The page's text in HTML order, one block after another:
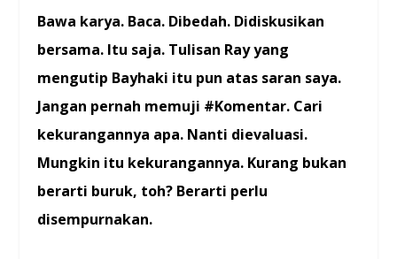
Bawa karya. Baca. Dibedah. Didiskusikan
bersama. Itu saja. Tulisan Ray yang
mengutip Bayhaki itu pun atas saran saya.
Jangan pernah memuji #Komentar. Cari
kekurangannya apa. Nanti dievaluasi.
Mungkin itu kekurangannya. Kurang bukan
berarti buruk, toh? Berarti perlu
disempurnakan.